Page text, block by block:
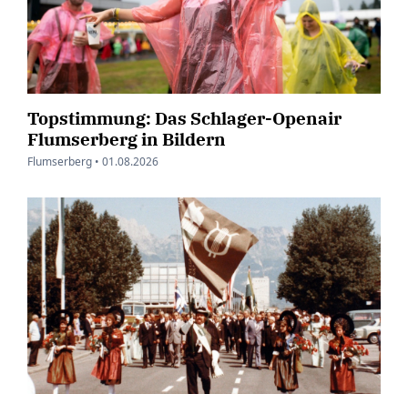
Topstimmung: Das Schlager-Openair
Flumserberg in Bildern
Flumserberg • 01.08.2026